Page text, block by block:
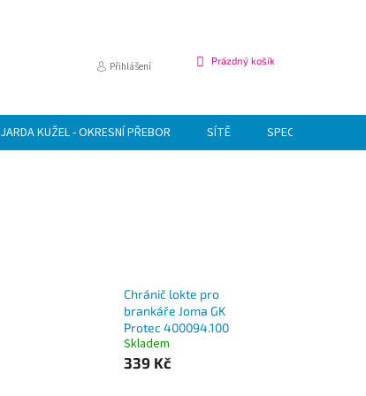
Přihlášení
NÁKUPNÍ
Prázdný košík
JARDA KUŽEL - OKRESNÍ PŘEBOR SÍTĚ SPECIÁLNÍ NABÍDKA
Chránič lokte pro
brankáře Joma GK
Protec 400094.100
Skladem
339 Kč